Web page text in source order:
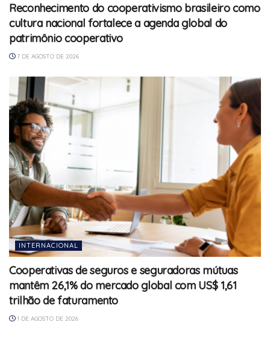
Reconhecimento do cooperativismo brasileiro como
cultura nacional fortalece a agenda global do
patrimônio cooperativo
7 DE AGOSTO DE 2026
INTERNACIONAL
Cooperativas de seguros e seguradoras mútuas
mantêm 26,1% do mercado global com US$ 1,61
trilhão de faturamento
1 DE AGOSTO DE 2026